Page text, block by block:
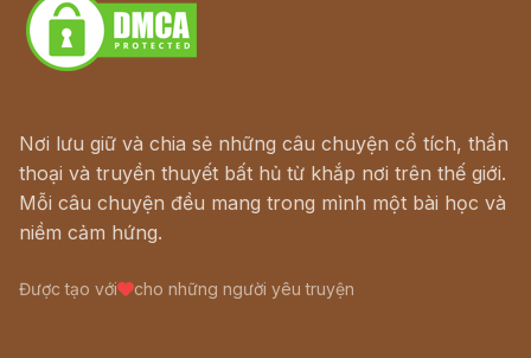
Nơi lưu giữ và chia sẻ những câu chuyện cổ tích, thần
thoại và truyền thuyết bất hủ từ khắp nơi trên thế giới.
Mỗi câu chuyện đều mang trong mình một bài học và
niềm cảm hứng.
Được tạo với cho những người yêu truyện